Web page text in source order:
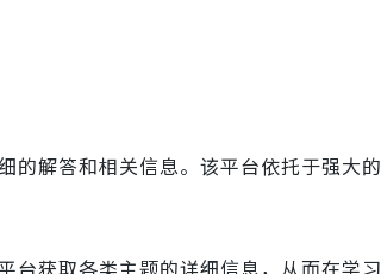
的解答和相关信息。该平台依托于强大的
台获取各类主题的详细信息，从而在学习